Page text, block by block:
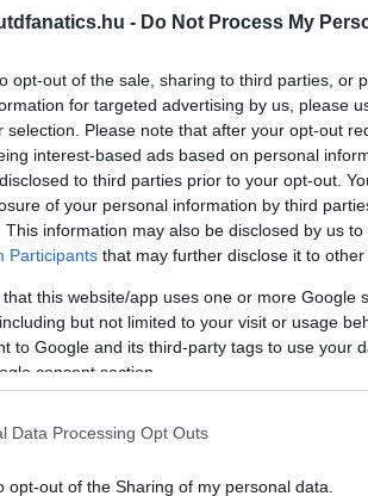
- Do Not Process My
opt-out of the sale, sharing to third parties, or
for targeted advertising by us, please
selection. Please note that after your opt-out
interest-based ads based on personal
to third parties prior to your opt-out.
of your personal information by third
This information may also be disclosed by us
Participants that may further disclose it to other
that this website/app uses one or more Google
but not limited to your visit or usage
to Google and its third-party tags to use your
consent section.
Data Processing Opt Outs
opt-out of the Sharing of my personal data.
is három gyõzelemmel kezdte a
nyertek bajnokságot.
League mérkõzésén.
három mérkõzésén a legtöbb gólt Pavel
tudott szerezni az elsõ három
utolsó öt találkozójuk alkalmával.
az elsõ osztályban.
délután szerezni a Tigrisek ellen, akkor õk
800 idegenbeli gólt tudtak szerezni
5 Hull siker - gólarány: 58/26 a United
- gólarány: 21/7 a United javára